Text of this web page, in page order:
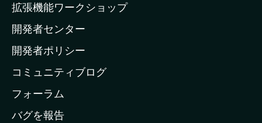
ホ
ー
ム
ー
ジ
へ
拡張機能ワークショップ
開発者センター
開発者ポリシー
コミュニティブログ
フォーラム
バグを報告